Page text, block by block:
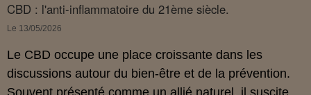
approche globale de prévention.
CBD : l'anti-inflammatoire du 21ème siècle.
Le 13/05/2026
Le CBD occupe une place croissante dans les
discussions autour du bien‑être et de la prévention.